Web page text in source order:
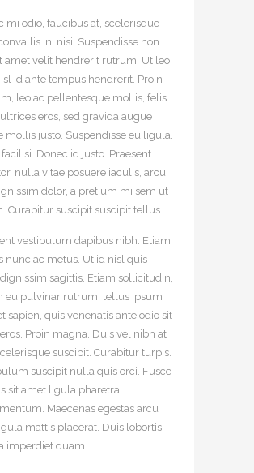
mi odio, faucibus at, scelerisque
in, nisi. Suspendisse non
amet velit hendrerit rutrum. Ut leo.
id ante tempus hendrerit. Proin
leo ac pellentesque mollis, felis
eros, sed gravida augue
mollis justo. Suspendisse eu ligula.
Donec id justo. Praesent
nulla vitae posuere iaculis, arcu
dolor, a pretium mi sem ut
Curabitur suscipit suscipit tellus.
vestibulum dapibus nibh. Etiam
nunc ac metus. Ut id nisl quis
sagittis. Etiam sollicitudin,
eu pulvinar rutrum, tellus ipsum
sapien, quis venenatis ante odio sit
Proin magna. Duis vel nibh at
suscipit. Curabitur turpis.
suscipit nulla quis orci. Fusce
sit amet ligula pharetra
Maecenas egestas arcu
mattis placerat. Duis lobortis
imperdiet quam.